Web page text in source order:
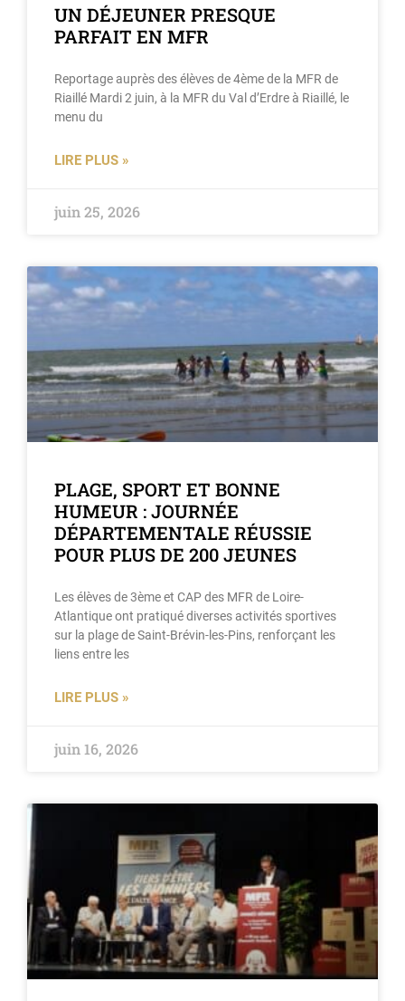
UN DÉJEUNER PRESQUE
PARFAIT EN MFR
Reportage auprès des élèves de 4ème de la MFR de
Riaillé Mardi 2 juin, à la MFR du Val d’Erdre à Riaillé, le
menu du
LIRE PLUS »
juin 25, 2026
PLAGE, SPORT ET BONNE
HUMEUR : JOURNÉE
DÉPARTEMENTALE RÉUSSIE
POUR PLUS DE 200 JEUNES
Les élèves de 3ème et CAP des MFR de Loire-
Atlantique ont pratiqué diverses activités sportives
sur la plage de Saint-Brévin-les-Pins, renforçant les
liens entre les
LIRE PLUS »
juin 16, 2026